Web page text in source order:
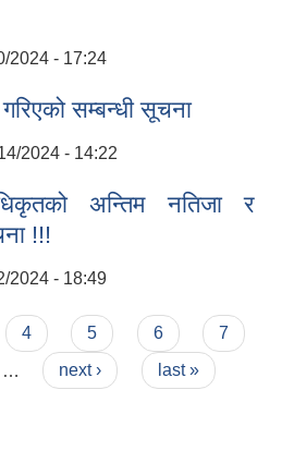
2024 - 17:24
सम्बन्धी सूचना
2024 - 14:22
अन्तिम नतिजा र
!!!
2024 - 18:49
सूचना !!!
4 5 6
7
next › last »